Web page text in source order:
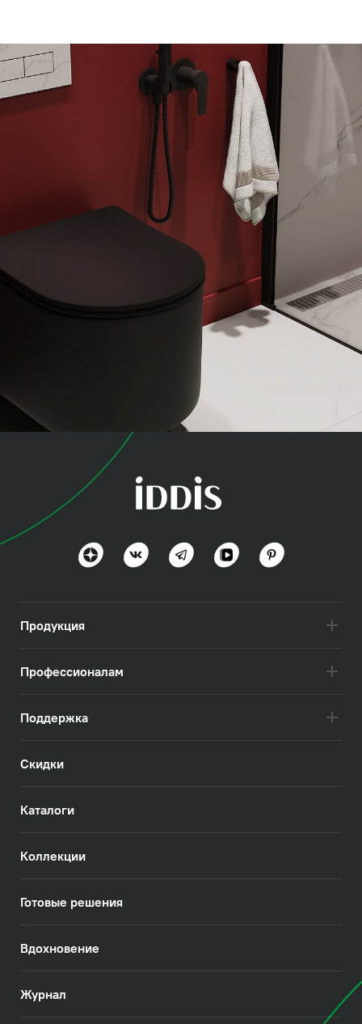
коллекция
Он-Икс (On-X)
Продукция
Профессионалам
Поддержка
Скидки
Каталоги
Коллекции
Готовые решения
Вдохновение
Журнал